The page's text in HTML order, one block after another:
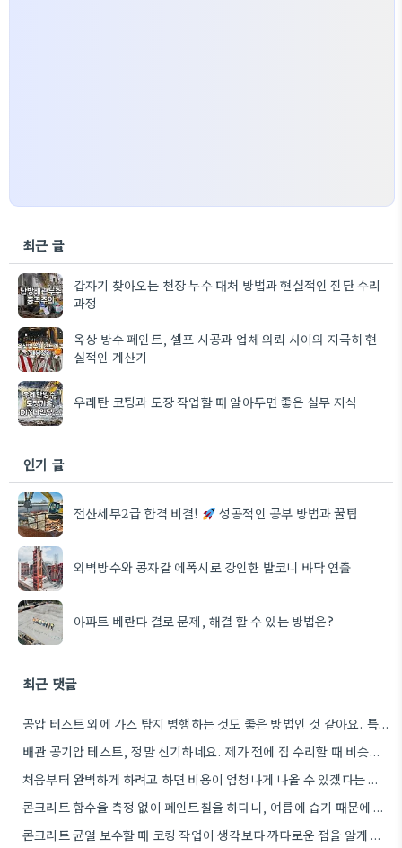
최근 글
갑자기 찾아오는 천장 누수 대처 방법과 현실적인 진단 수리
과정
옥상 방수 페인트, 셀프 시공과 업체 의뢰 사이의 지극히 현
실적인 계산기
우레탄 코팅과 도장 작업할 때 알아두면 좋은 실무 지식
인기 글
전산세무2급 합격 비결! 성공적인 공부 방법과 꿀팁
외벽방수와 콩자갈 에폭시로 강인한 발코니 바닥 연출
아파트 베란다 결로 문제, 해결 할 수 있는 방법은?
최근 댓글
공압 테스트 외에 가스 탐지 병행하는 것도 좋은 방법인 것 같아요. 특히 오래된 건물일수록 미세한…
배관 공기압 테스트, 정말 신기하네요. 제가 전에 집 수리할 때 비슷한 방법을 사용한 경험이 있어서…
처음부터 완벽하게 하려고 하면 비용이 엄청나게 나올 수 있겠다는 생각에 공감합니다. 작은 균열만 보수하는 게…
콘크리트 함수율 측정 없이 페인트칠을 하다니, 여름에 습기 때문에 더 심각해질 수 있다는 점을 생각하면…
콘크리트 균열 보수할 때 코킹 작업이 생각보다 까다로운 점을 알게 되네요. 저도 비슷한 경험 때문에…